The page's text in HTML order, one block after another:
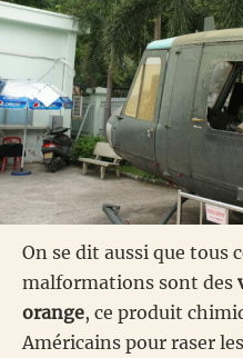
On se dit aussi que tous
malformations sont des
orange, ce produit
Américains pour raser